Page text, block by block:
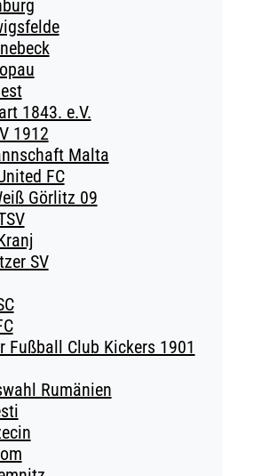
1843. e.V.
1912
Malta
FC
Görlitz 09
SV
Fußball Club Kickers 1901
Rumänien